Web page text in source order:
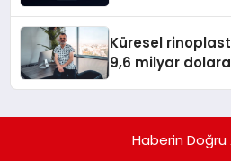
Küresel
9,6 milyar
Haberin Doğru